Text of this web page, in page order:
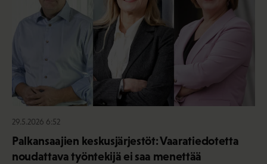
29.5.2026 6:52
Palkansaajien keskusjärjestöt: Vaaratiedotetta
noudattava työntekijä ei saa menettää